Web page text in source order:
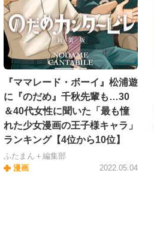
『ママレード・ボーイ』松浦遊
に『のだめ』千秋先輩も…30
＆40代女性に聞いた「最も憧
れた少女漫画の王子様キャラ」
ランキング【4位から10位】
ふたまん＋編集部
漫画
2022.05.04